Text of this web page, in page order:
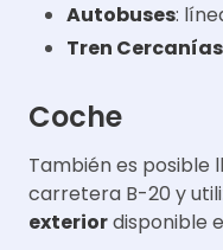
Autobuses:
Tren
Coche
También es posible
carretera B-20 y
exteriordisponible